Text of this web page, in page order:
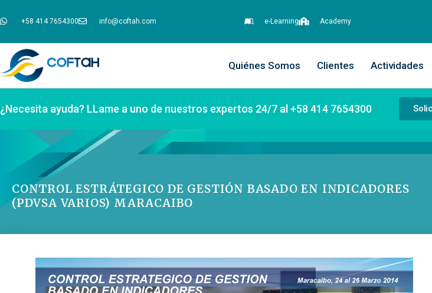
+58 414 7654300 info@coftah.com e-Learning Academy
Quiénes Somos Clientes Actividades
¿Necesita ayuda? LLame a uno de nuestros expertos 24/7 al +58 414 7654300
CONTROL ESTRÁTEGICO DE GESTIÓN BASADO EN INDICADORES
(PDVSA VARIOS) MARACAIBO